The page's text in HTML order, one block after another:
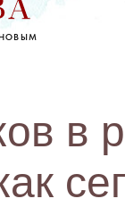
в